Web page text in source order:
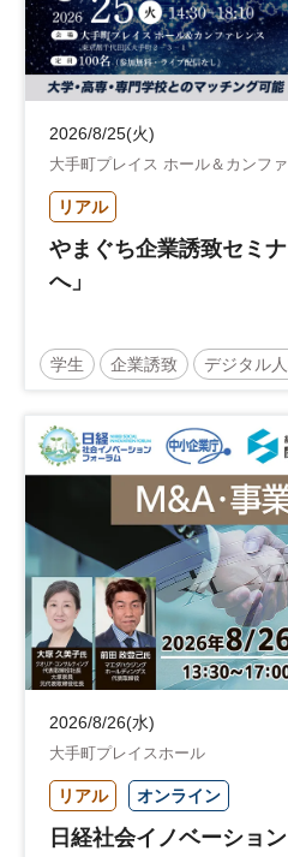
2026/8/25(火)
大手町プレイス ホール＆カンフ
リアル
やまぐち企業誘致セミ
へ」
学生 企業誘致 デジタル
地域活性化 自治体
2026/8/26(水)
大手町プレイスホール
リアル オンライン
日経社会イノベーショ